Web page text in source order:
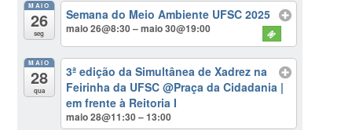
MAIO
26
seg
Semana do Meio Ambiente UFSC 2025
maio 26@8:30 – maio 30@19:00
MAIO
28
qua
3ª edição da Simultânea de Xadrez na
Feirinha da UFSC@Praça da Cidadania |
em frente à Reitoria I
maio 28@11:30 – 13:00